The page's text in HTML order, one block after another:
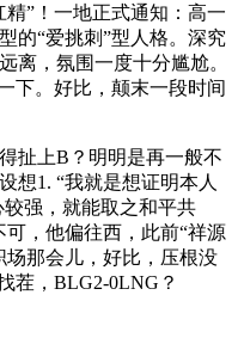
”！一地正式通知：高一
的“爱挑刺”型人格。深究
离，氛围一度十分尴尬。
下。好比，颠末一段时间
上B？明明是再一般不
想1. “我就是想证明本人
较强，就能取之和平共
，他偏往西，此前“祥源
场那会儿，好比，压根没
茬，BLG2-0LNG？